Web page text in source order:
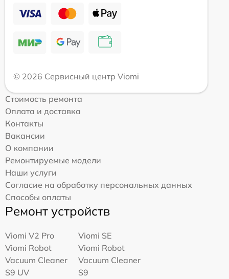
© 2026 Сервисный центр Viomi
Стоимость ремонта
Оплата и доставка
Контакты
Вакансии
О компании
Ремонтируемые модели
Наши услуги
Согласие на обработку персональных данных
Способы оплаты
Ремонт устройств
Viomi V2 Pro
Viomi SE
Viomi Robot
Vacuum Cleaner
S9 UV
Viomi Robot
Vacuum Cleaner
S9